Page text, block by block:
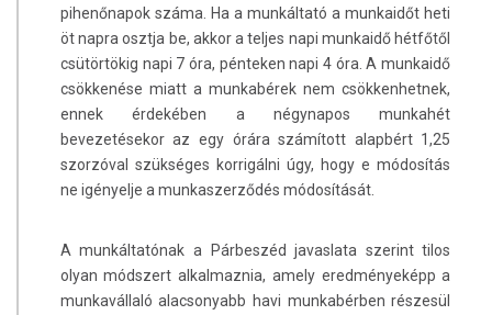
pihenőnapok száma. Ha a munkáltató a munkaidőt heti
öt napra osztja be, akkor a teljes napi munkaidő hétfőtől
csütörtökig napi 7 óra, pénteken napi 4 óra. A munkaidő
csökkenése miatt a munkabérek nem csökkenhetnek,
ennek érdekében a négynapos munkahét
bevezetésekor az egy órára számított alapbért 1,25
szorzóval szükséges korrigálni úgy, hogy e módosítás
ne igényelje a munkaszerződés módosítását.
A munkáltatónak a Párbeszéd javaslata szerint tilos
olyan módszert alkalmaznia, amely eredményeképp a
munkavállaló alacsonyabb havi munkabérben részesül